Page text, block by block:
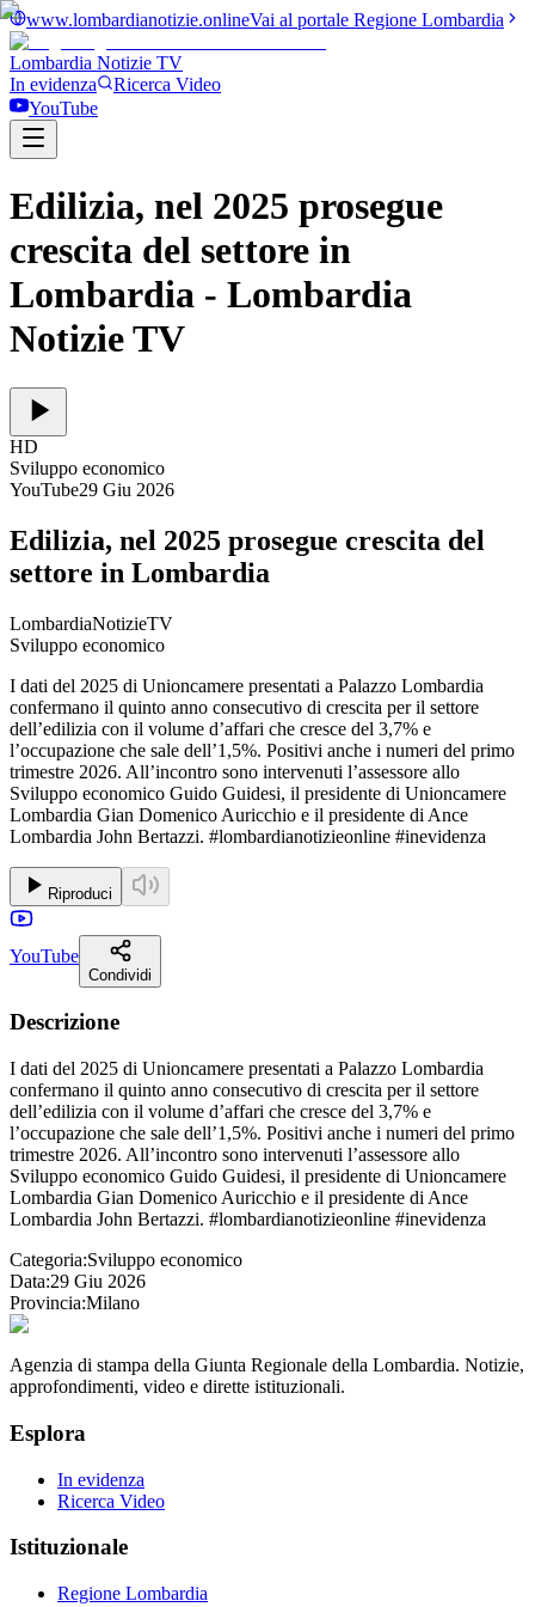
www.lombardianotizie.onlineVai al portale Regione Lombardia
Lombardia Notizie TV
In evidenza
Ricerca Video
YouTube
Edilizia, nel 2025 prosegue
crescita del settore in
Lombardia - Lombardia
Notizie TV
HD
Sviluppo economico
YouTube29 Giu 2026
Edilizia, nel 2025 prosegue crescita del
settore in Lombardia
LombardiaNotizieTV
Sviluppo economico
I dati del 2025 di Unioncamere presentati a Palazzo Lombardia
confermano il quinto anno consecutivo di crescita per il settore
dell’edilizia con il volume d’affari che cresce del 3,7% e
l’occupazione che sale dell’1,5%. Positivi anche i numeri del primo
trimestre 2026. All’incontro sono intervenuti l’assessore allo
Sviluppo economico Guido Guidesi, il presidente di Unioncamere
Lombardia Gian Domenico Auricchio e il presidente di Ance
Lombardia John Bertazzi. #lombardianotizieonline #inevidenza
Riproduci
YouTube
Condividi
Descrizione
I dati del 2025 di Unioncamere presentati a Palazzo Lombardia
confermano il quinto anno consecutivo di crescita per il settore
dell’edilizia con il volume d’affari che cresce del 3,7% e
l’occupazione che sale dell’1,5%. Positivi anche i numeri del primo
trimestre 2026. All’incontro sono intervenuti l’assessore allo
Sviluppo economico Guido Guidesi, il presidente di Unioncamere
Lombardia Gian Domenico Auricchio e il presidente di Ance
Lombardia John Bertazzi. #lombardianotizieonline #inevidenza
Categoria:Sviluppo economico
Data:29 Giu 2026
Provincia:Milano
Agenzia di stampa della Giunta Regionale della Lombardia. Notizie,
approfondimenti, video e dirette istituzionali.
Esplora
In evidenza
Ricerca Video
Istituzionale
Regione Lombardia